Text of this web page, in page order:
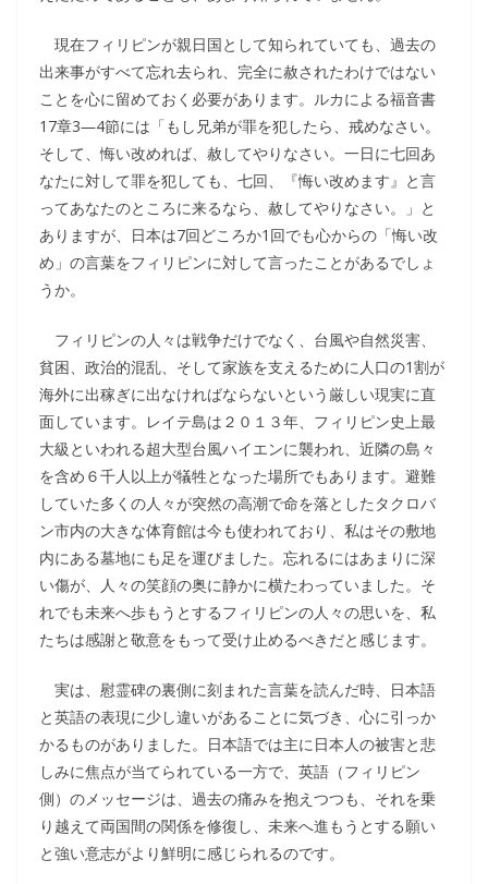
現在フィリピンが親日国として知られていても、過去の
出来事がすべて忘れ去られ、完全に赦されたわけではない
ことを心に留めておく必要があります。ルカによる福音書
17章3―4節には「もし兄弟が罪を犯したら、戒めなさい。
そして、悔い改めれば、赦してやりなさい。一日に七回あ
なたに対して罪を犯しても、七回、『悔い改めます』と言
ってあなたのところに来るなら、赦してやりなさい。」と
ありますが、日本は7回どころか1回でも心からの「悔い改
め」の言葉をフィリピンに対して言ったことがあるでしょ
うか。
フィリピンの人々は戦争だけでなく、台風や自然災害、
貧困、政治的混乱、そして家族を支えるために人口の1割が
海外に出稼ぎに出なければならないという厳しい現実に直
面しています。レイテ島は２０１３年、フィリピン史上最
大級といわれる超大型台風ハイエンに襲われ、近隣の島々
を含め６千人以上が犠牲となった場所でもあります。避難
していた多くの人々が突然の高潮で命を落としたタクロバ
ン市内の大きな体育館は今も使われており、私はその敷地
内にある墓地にも足を運びました。忘れるにはあまりに深
い傷が、人々の笑顔の奥に静かに横たわっていました。そ
れでも未来へ歩もうとするフィリピンの人々の思いを、私
たちは感謝と敬意をもって受け止めるべきだと感じます。
実は、慰霊碑の裏側に刻まれた言葉を読んだ時、日本語
と英語の表現に少し違いがあることに気づき、心に引っか
かるものがありました。日本語では主に日本人の被害と悲
しみに焦点が当てられている一方で、英語（フィリピン
側）のメッセージは、過去の痛みを抱えつつも、それを乗
り越えて両国間の関係を修復し、未来へ進もうとする願い
と強い意志がより鮮明に感じられるのです。